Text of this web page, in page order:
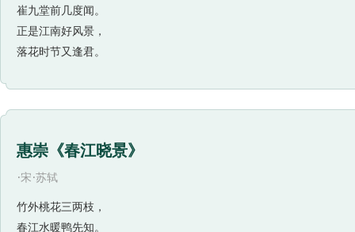
事，又如同是别有寓托，寄兴在有意无意之间。这四个字
意设喻，这种写法显得特别浑成无迹。加上两句当中“正是”
恰恰成了乱离时世和沉沦身世的有力反衬。一位老歌唱家
种“未申”之意对于有着类似经历的当事者李龟年，是不难领
李龟年所唱的“当时天上清歌，今日沿街鼓板”，“唱不尽兴
比杜诗更多，倒很像是剧作家从杜甫的诗中抽绎出来的一样
四句诗，从岐王宅里、崔九堂前的“闻”歌，到落花江南的
人情聚散，都浓缩在这短短的二十八字中。尽管诗中没有
崔九堂前几度闻。
正是江南好风景，
落花时节又逢君。
惠崇《春江晓景》
·宋·苏轼
竹外桃花三两枝，
春江水暖鸭先知。